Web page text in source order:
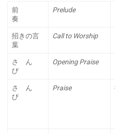
前
奏
Prelude
招きの言
葉
Call to Worship
さ ん
び
Opening Praise
さ ん
び
Praise